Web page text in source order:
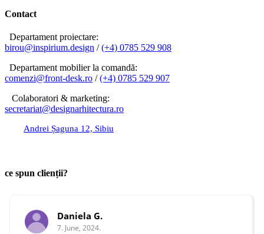
Contact
Departament proiectare:
birou@inspirium.design /(+4) 0785 529 908
Departament mobilier la comandă:
comenzi@front-desk.ro /(+4) 0785 529 907
Colaboratori & marketing:
secretariat@designarhitectura.ro
Andrei Șaguna 12, Sibiu
ce spun clienții?
Daniela G.
7. June, 2024.